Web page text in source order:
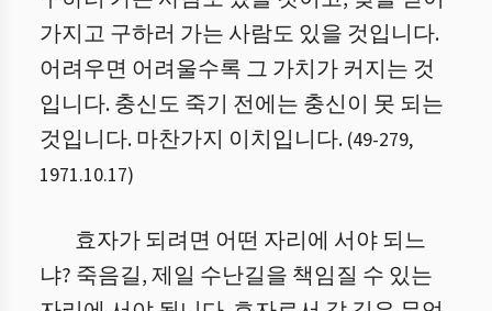
가지고 구하러 가는 사람도 있을 것입니다.
어려우면 어려울수록 그 가치가 커지는 것
입니다. 충신도 죽기 전에는 충신이 못 되는
것입니다. 마찬가지 이치입니다. (49-279,
1971.10.17)
효자가 되려면 어떤 자리에 서야 되느
냐? 죽음길, 제일 수난길을 책임질 수 있는